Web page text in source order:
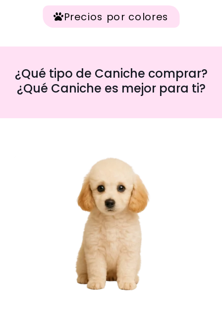
Precios por colores
¿Qué tipo de Caniche comprar?
¿Qué Caniche es mejor para ti?